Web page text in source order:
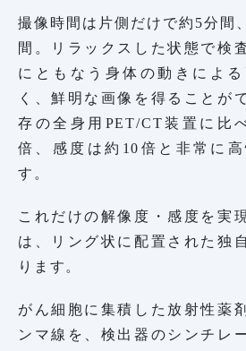
撮像時間は片側だけで約5分間
間。リラックスした状態で検
にともなう身体の動きによ
く、鮮明な画像を得ることが
存の全身用PET/CT装置に比
倍、感度は約10倍と非常に
す。
これだけの解像度・感度を実
は、リング状に配置された独
ります。
がん細胞に集積した放射性薬
ンマ線を、検出器のシンチレ